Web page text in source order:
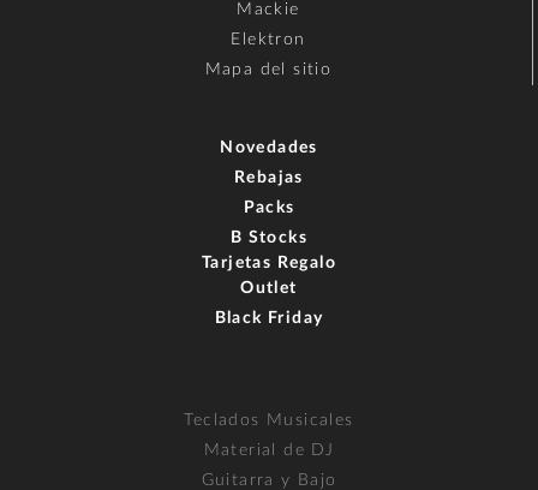
Mackie
Elektron
Mapa del sitio
Novedades
Rebajas
Packs
B Stocks
Tarjetas Regalo
Outlet
Black Friday
Teclados Musicales
Material de DJ
Guitarra y Bajo